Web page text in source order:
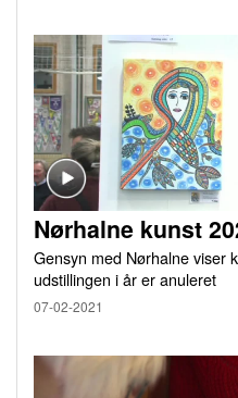
Nørhalne kunst
Gensyn med Nørhalne viser
udstillingen i år er anuleret
07-02-2021